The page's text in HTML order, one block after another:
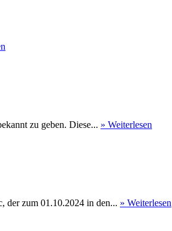
zu geben. Diese... » Weiterlesen
der zum 01.10.2024 in den... » Weiterlesen